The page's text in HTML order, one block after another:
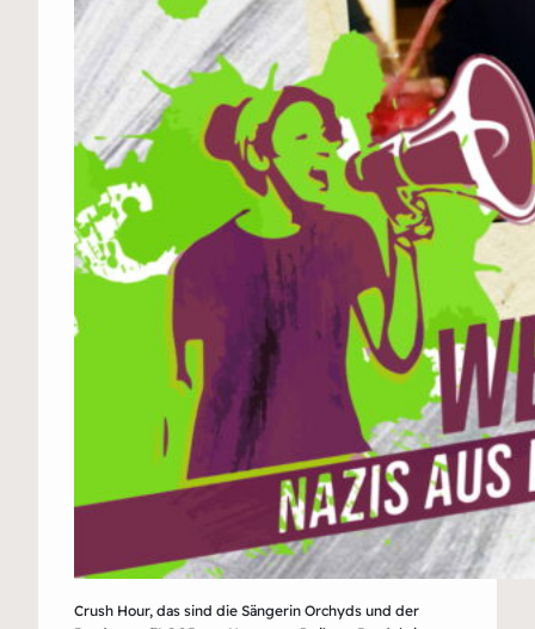
Crush Hour, das sind die Sängerin Orchyds und der